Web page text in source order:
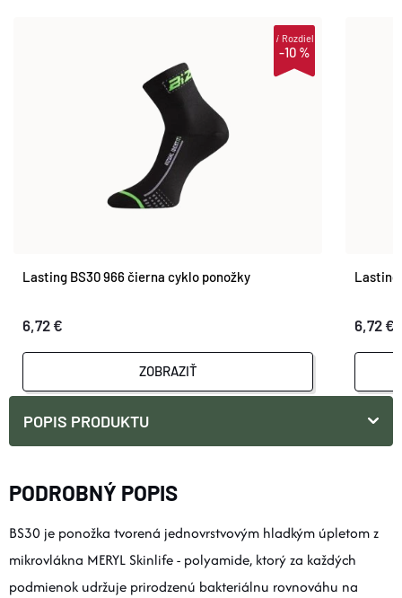
-10 %
iRozdiel
Lasting BS30 966 čierna cyklo ponožky
6,72 €
ZOBRAZIŤ
Lasting
6,72 €
POPIS PRODUKTU
PODROBNÝ POPIS
BS30 je ponožka tvorená jednovrstvovým hladkým úpletom z
mikrovlákna MERYL Skinlife - polyamide, ktorý za každých
podmienok udržuje prirodzenú bakteriálnu rovnováhu na